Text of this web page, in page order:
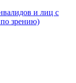
и лиц с
зрению)